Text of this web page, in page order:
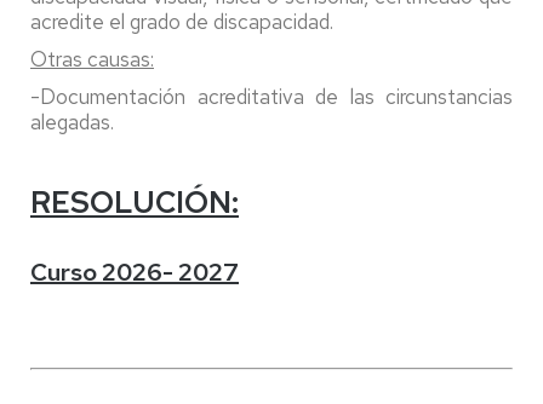
acredite el grado de discapacidad.
Otras causas:
-Documentación acreditativa de las circunstancias
alegadas.
RESOLUCIÓN:
Curso 2026- 2027